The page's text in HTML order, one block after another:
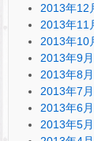
2013年12
2013年11
2013年10
2013年9月
2013年8月
2013年7月
2013年6月
2013年5月